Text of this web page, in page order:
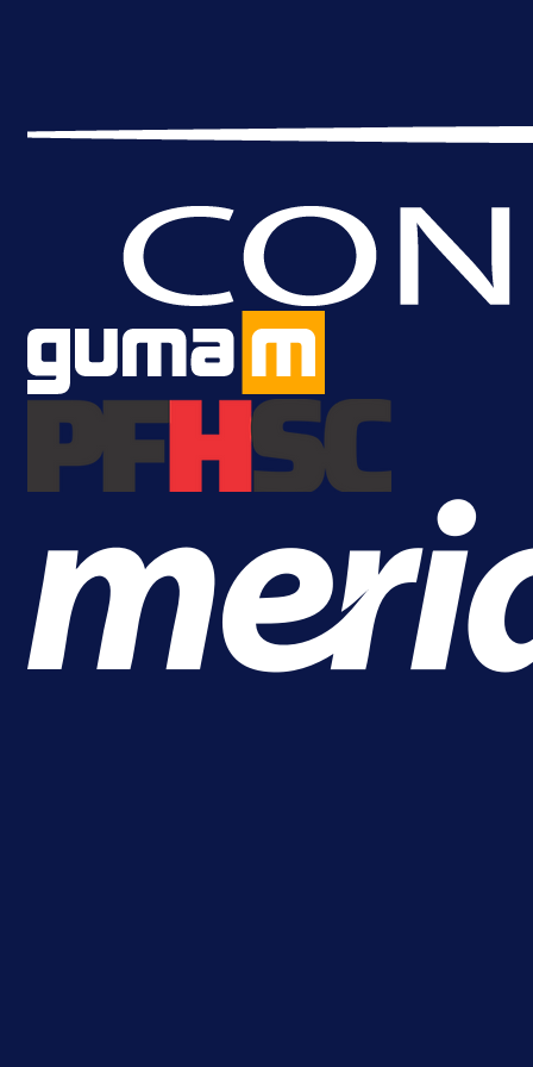
A Selekcija
Lukić seli u Bundesligu? Dva
njemačka kluba krenula po bh.
reprezentativca!
1 dan 12 h